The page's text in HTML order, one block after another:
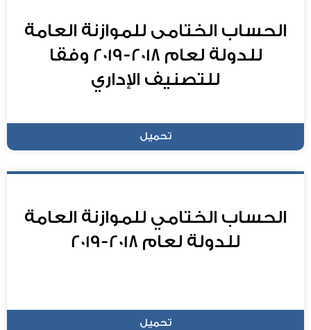
الحساب الختامى للموازنة العامة
للدولة لعام 2018-2019 وفقا
للتصنيف الإداري
تحميل
الحساب الختامي للموازنة العامة
للدولة لعام 2018-2019
تحميل